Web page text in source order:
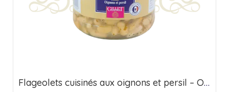
Flageolets cuisinés aux oignons et persil – Origine France (37cl)